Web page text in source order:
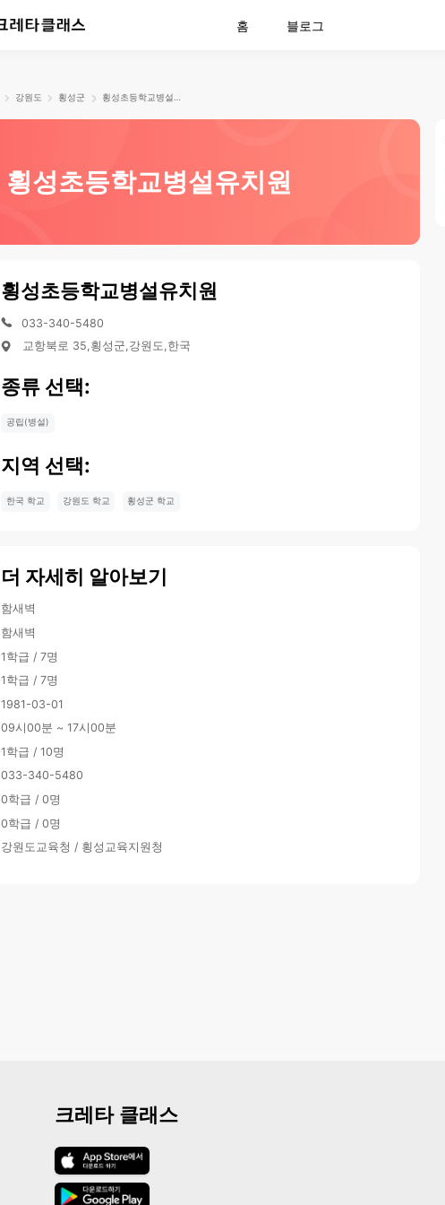
홈 블로그
강원도 횡성군
횡성초등학교병설유치원
횡성초등학교병설유치원
033-340-5480
교항북로 35,횡성군,강원도,한국
종류 선택:
공립(병설)
지역 선택:
한국 학교 강원도 학교 횡성군 학교
더 자세히 알아보기
함새벽
함새벽
1학급 / 7명
1학급 / 7명
1981-03-01
09시00분 ~ 17시00분
1학급 / 10명
033-340-5480
0학급 / 0명
0학급 / 0명
강원도교육청 / 횡성교육지원청
크레타 클래스